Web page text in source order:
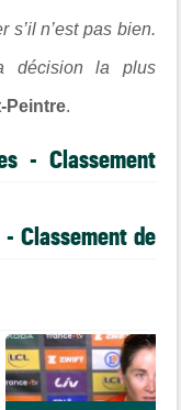
s’il n’est pas bien.
décision la plus
Peintre.
- Classement
Classement de